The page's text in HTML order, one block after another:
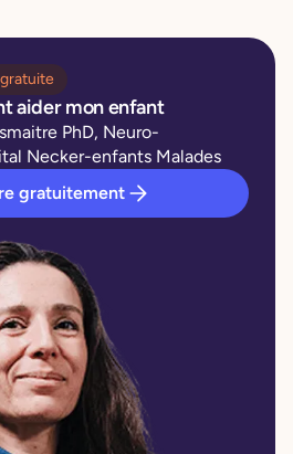
aider mon enfant
PhD, Neuro-
Necker-enfants Malades
gratuitement